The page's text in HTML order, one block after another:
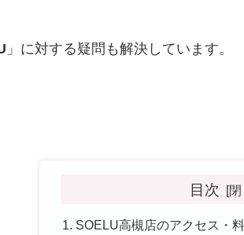
」に対する疑問も解決しています。
目次
SOELU高槻店のアクセス・